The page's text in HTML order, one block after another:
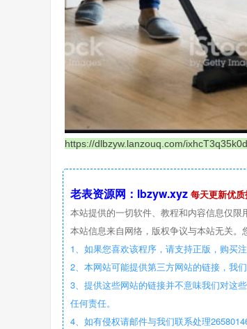
https://dlbzyw.lanzouq.com/ixhcT3q35k0d
老表资源网：lbzyw.xyz 每天更新优
本站提供的一切软件、教程和内容信息仅限
本站信息来自网络，版权争议与本站无关。
1、如果您喜欢该程序，请支持正版，购买
2、本网站可能提供第三方网站的链接，我
3、提供这些网站的链接并不意味我们对这
任何责任。
4、如有侵权请邮件与我们联系处理